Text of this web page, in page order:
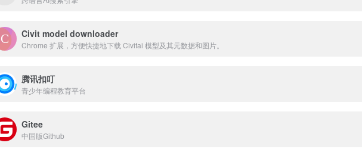
Civit model downloader
Chrome 扩展，方便快捷地下载 Civitai 模型及其元数据和图片。
腾讯扣叮
青少年编程教育平台
Gitee
中国版Github